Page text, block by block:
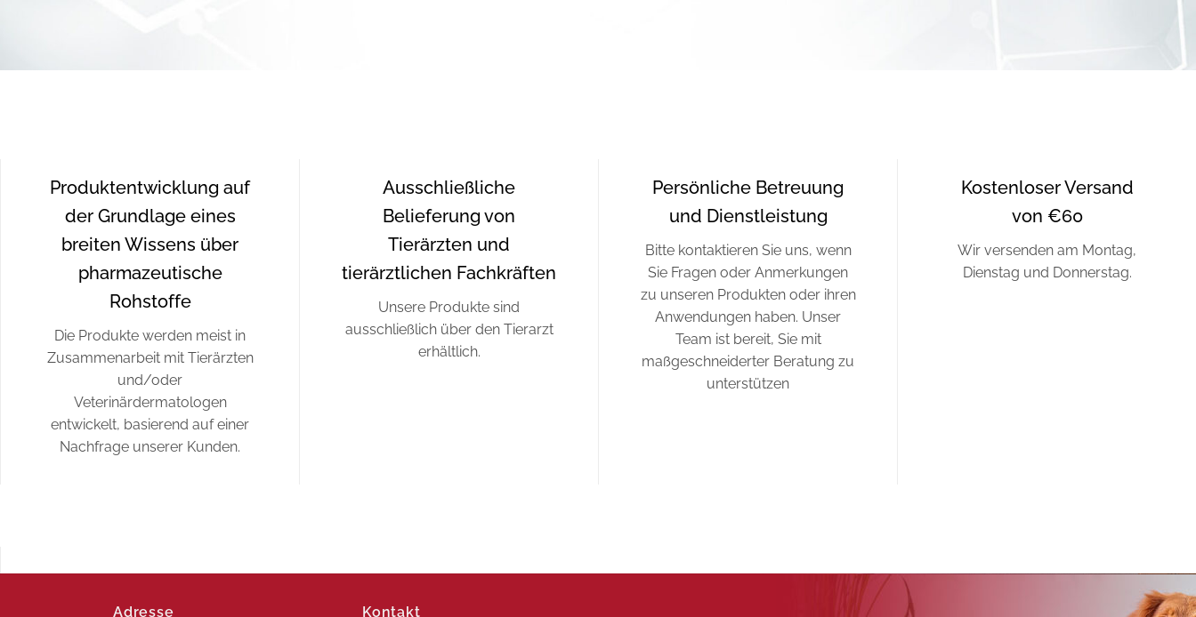
Produktentwicklung auf
der Grundlage eines
breiten Wissens über
pharmazeutische
Rohstoffe
Die Produkte werden meist in
Zusammenarbeit mit Tierärzten
und/oder
Veterinärdermatologen
entwickelt, basierend auf einer
Nachfrage unserer Kunden.
Ausschließliche
Belieferung von
Tierärzten und
tierärztlichen Fachkräften
Unsere Produkte sind
ausschließlich über den Tierarzt
erhältlich.
Persönliche Betreuung
und Dienstleistung
Bitte kontaktieren Sie uns, wenn
Sie Fragen oder Anmerkungen
zu unseren Produkten oder ihren
Anwendungen haben. Unser
Team ist bereit, Sie mit
maßgeschneiderter Beratung zu
unterstützen
Kostenloser Versand
von €60
Wir versenden am Montag,
Dienstag und Donnerstag.
Adresse Kontakt